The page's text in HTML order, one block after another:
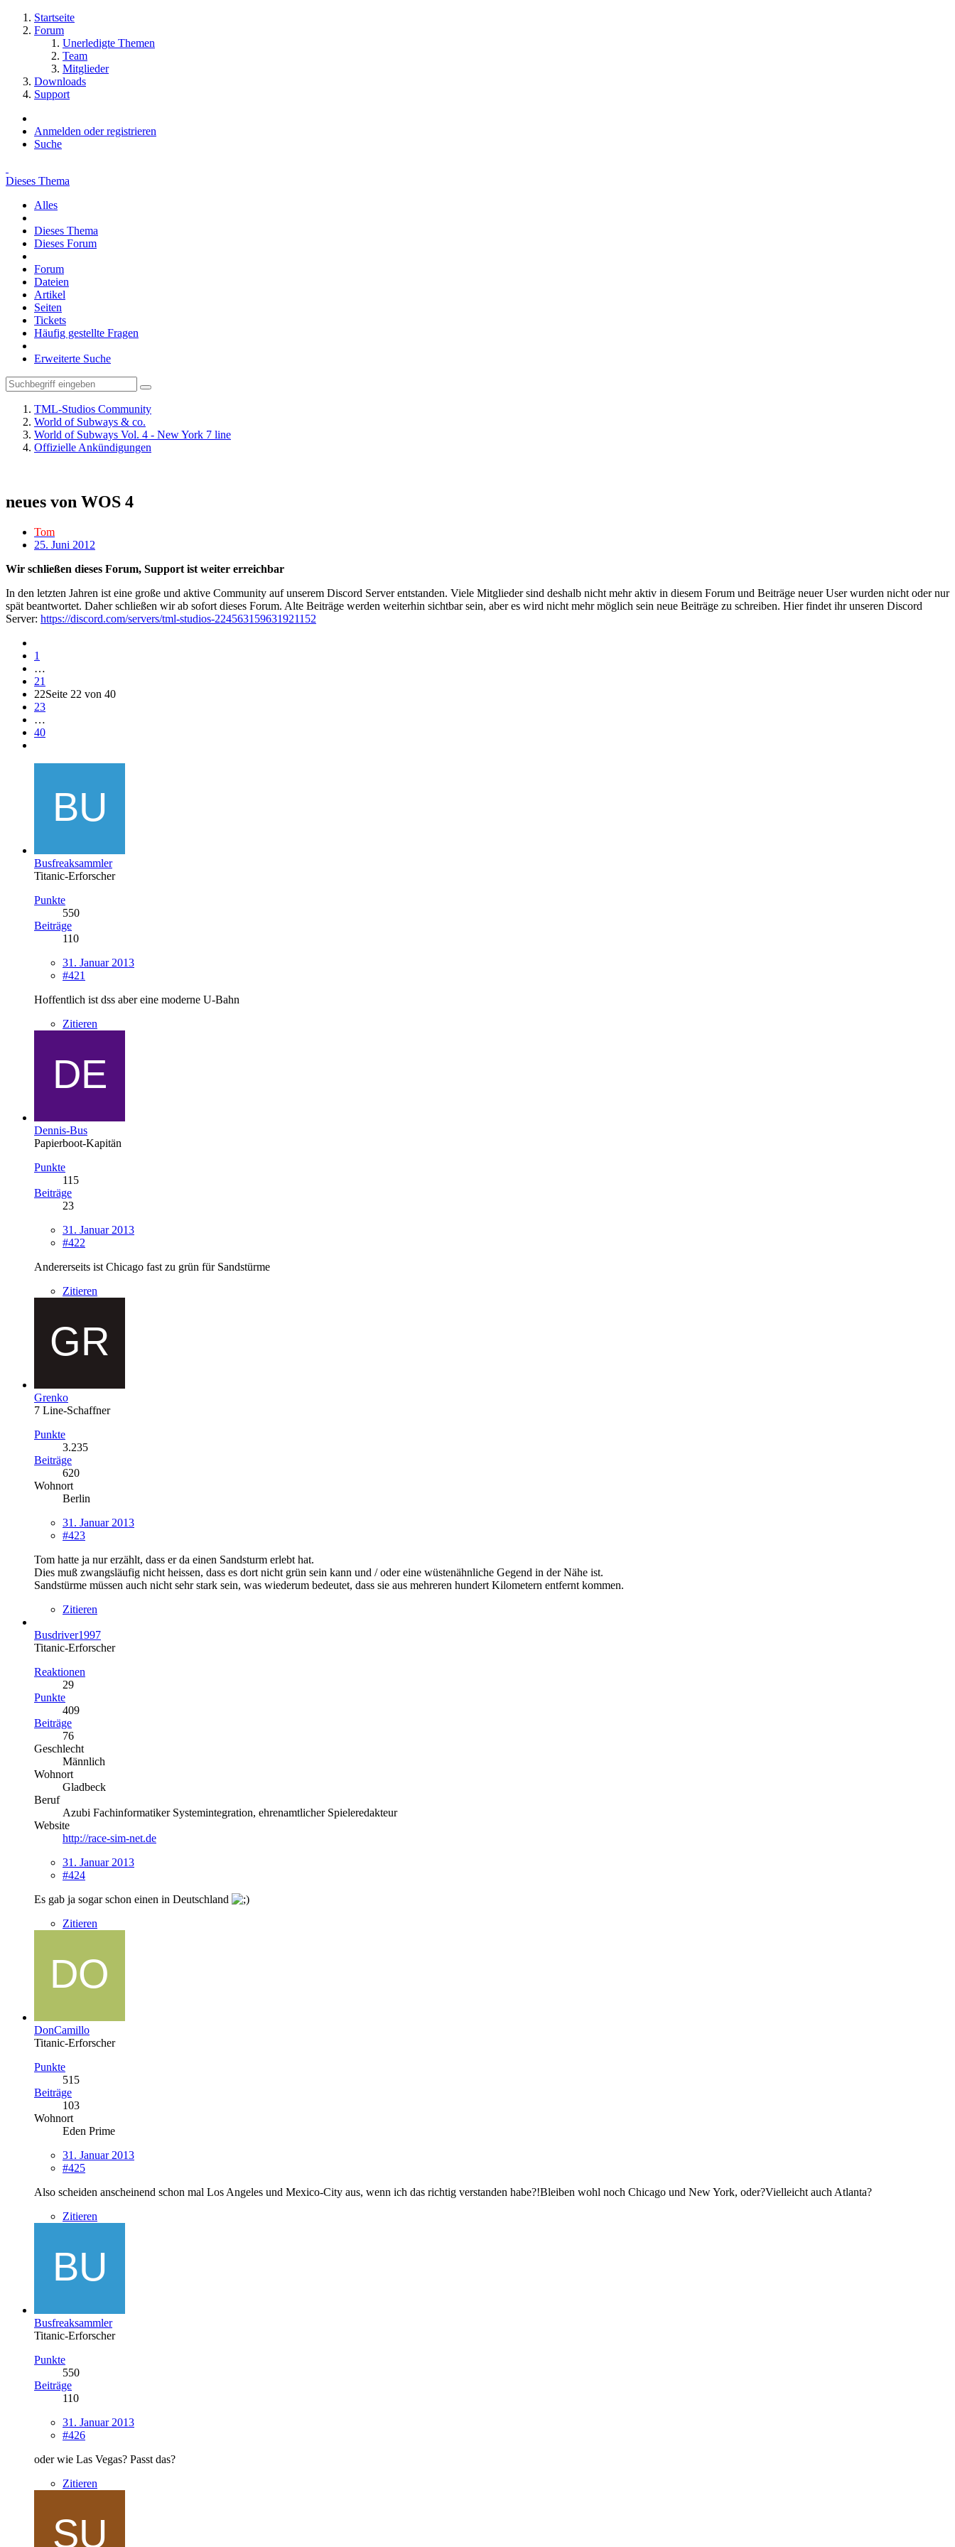
Startseite
Forum
Unerledigte Themen
Team
Mitglieder
Downloads
Support
Anmelden oder registrieren
Suche
Dieses Thema
Alles
Dieses Thema
Dieses Forum
Forum
Dateien
Artikel
Seiten
Tickets
Häufig gestellte Fragen
Erweiterte Suche
TML-Studios Community
World of Subways & co.
World of Subways Vol. 4 - New York 7 line
Offizielle Ankündigungen
neues von WOS 4
Tom
25. Juni 2012
Wir schließen dieses Forum, Support ist weiter erreichbar
In den letzten Jahren ist eine große und aktive Community auf unserem Discord Server entstanden. Viele Mitglieder sind deshalb nicht mehr aktiv in diesem Forum und Beiträge neuer User wurden nicht oder nur
spät beantwortet. Daher schließen wir ab sofort dieses Forum. Alte Beiträge werden weiterhin sichtbar sein, aber es wird nicht mehr möglich sein neue Beiträge zu schreiben. Hier findet ihr unseren Discord
Server: https://discord.com/servers/tml-studios-224563159631921152
1
…
21
22Seite 22 von 40
23
…
40
Busfreaksammler
Titanic-Erforscher
Punkte
550
Beiträge
110
31. Januar 2013
#421
Hoffentlich ist dss aber eine moderne U-Bahn
Zitieren
Dennis-Bus
Papierboot-Kapitän
Punkte
115
Beiträge
23
31. Januar 2013
#422
Andererseits ist Chicago fast zu grün für Sandstürme
Zitieren
Grenko
7 Line-Schaffner
Punkte
3.235
Beiträge
620
Wohnort
Berlin
31. Januar 2013
#423
Tom hatte ja nur erzählt, dass er da einen Sandsturm erlebt hat.
Dies muß zwangsläufig nicht heissen, dass es dort nicht grün sein kann und / oder eine wüstenähnliche Gegend in der Nähe ist.
Sandstürme müssen auch nicht sehr stark sein, was wiederum bedeutet, dass sie aus mehreren hundert Kilometern entfernt kommen.
Zitieren
Busdriver1997
Titanic-Erforscher
Reaktionen
29
Punkte
409
Beiträge
76
Geschlecht
Männlich
Wohnort
Gladbeck
Beruf
Azubi Fachinformatiker Systemintegration, ehrenamtlicher Spieleredakteur
Website
http://race-sim-net.de
31. Januar 2013
#424
Es gab ja sogar schon einen in Deutschland
Zitieren
DonCamillo
Titanic-Erforscher
Punkte
515
Beiträge
103
Wohnort
Eden Prime
31. Januar 2013
#425
Also scheiden anscheinend schon mal Los Angeles und Mexico-City aus, wenn ich das richtig verstanden habe?!Bleiben wohl noch Chicago und New York, oder?Vielleicht auch Atlanta?
Zitieren
Busfreaksammler
Titanic-Erforscher
Punkte
550
Beiträge
110
31. Januar 2013
#426
oder wie Las Vegas? Passt das?
Zitieren